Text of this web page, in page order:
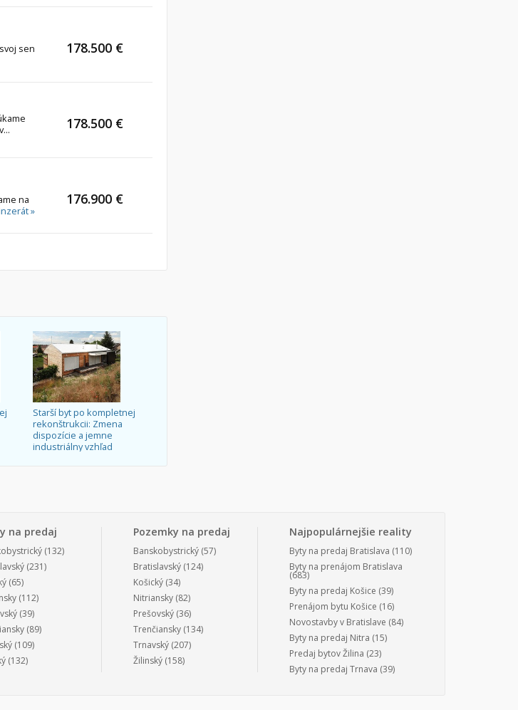
sen
178.500 €
178.500 €
na
»
176.900 €
Starší byt po kompletnej
rekonštrukcii: Zmena
dispozície a jemne
industriálny vzhľad
na predaj
(132)
(231)
(65)
(112)
(39)
(89)
(109)
(132)
Pozemky na predaj
Banskobystrický(57)
Bratislavský(124)
Košický(34)
Nitriansky(82)
Prešovský(36)
Trenčiansky(134)
Trnavský(207)
Žilinský(158)
Najpopulárnejšie reality
Byty na predaj Bratislava (110)
Byty na prenájom Bratislava
(683)
Byty na predaj Košice (39)
Prenájom bytu Košice (16)
Novostavby v Bratislave (84)
Byty na predaj Nitra (15)
Predaj bytov Žilina (23)
Byty na predaj Trnava (39)